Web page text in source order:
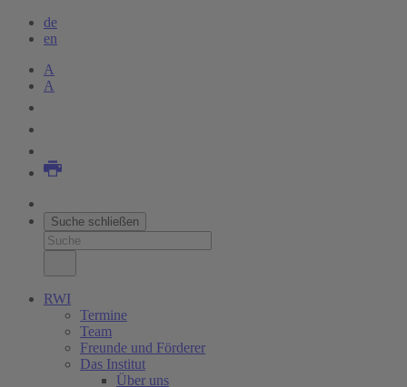
de
en
A
A
Suche schließen
RWI
Termine
Team
Freunde und Förderer
Das Institut
Über uns